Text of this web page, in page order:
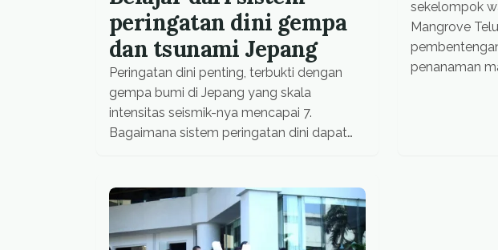
peringatan dini gempa
dan tsunami Jepang
Peringatan dini penting, terbukti dengan
gempa bumi di Jepang yang skala
intensitas seismik-nya mencapai 7.
Bagaimana sistem peringatan dini dapat
sekelompok
Mangrove
penanaman